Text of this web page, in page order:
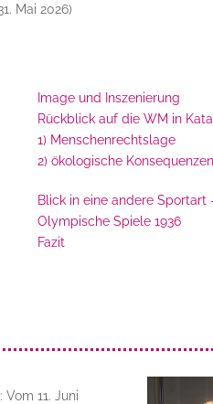
Mai 2026)
Image und Inszenierung
Rückblick auf die WM in
1) Menschenrechtslage
2) ökologische Konsequenzen
Blick in eine andere Sportart
Olympische Spiele 1936
Fazit
11. Juni